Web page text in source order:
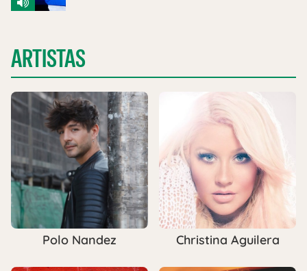
ARTISTAS
Polo Nandez Christina Aguilera